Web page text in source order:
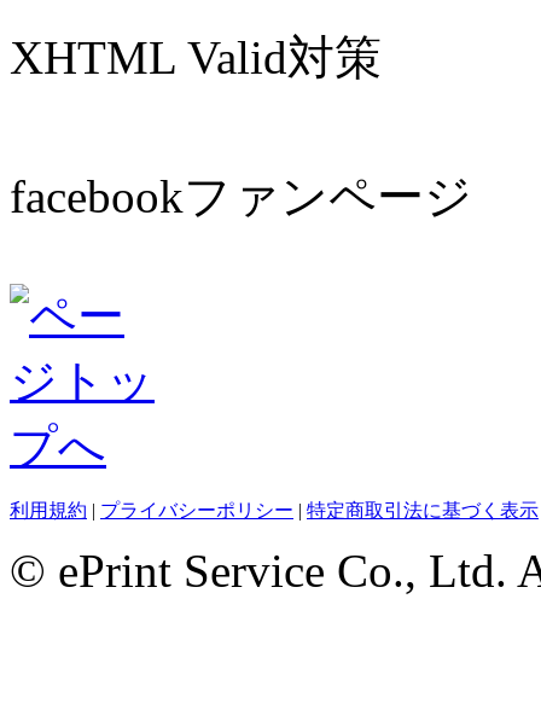
XHTML Valid対策
facebookファンページ
利用規約 | プライバシーポリシー | 特定商取引法に基づく表示
© ePrint Service Co., Ltd.